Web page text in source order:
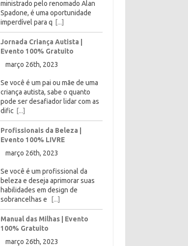
ministrado pelo renomado Alan
Spadone, é uma oportunidade
imperdível para q [...]
Jornada Criança Autista |
Evento 100% Gratuito
março 26th, 2023
Se você é um pai ou mãe de uma
criança autista, sabe o quanto
pode ser desafiador lidar com as
dific [...]
Profissionais da Beleza |
Evento 100% LIVRE
março 26th, 2023
Se você é um profissional da
beleza e deseja aprimorar suas
habilidades em design de
sobrancelhas e
[...]
Manual das Milhas | Evento
100% Gratuito
março 26th, 2023